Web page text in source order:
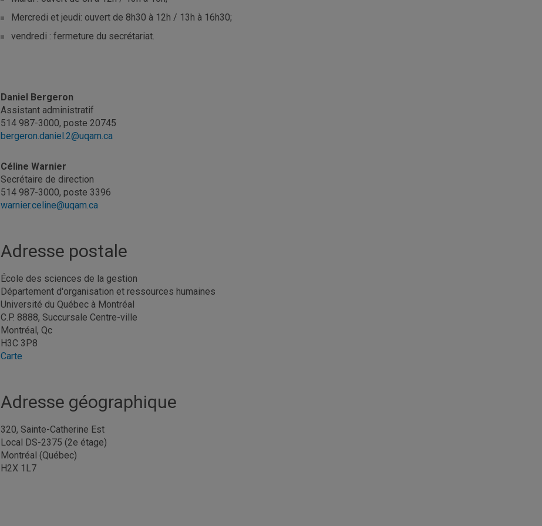
Mercredi et jeudi: ouvert de 8h30 à 12h / 13h à 16h30;
vendredi : fermeture du secrétariat.
Daniel Bergeron
Assistant administratif
514 987-3000, poste 20745
bergeron.daniel.2@uqam.ca
Céline Warnier
Secrétaire de direction
514 987-3000, poste 3396
warnier.celine@uqam.ca
Adresse postale
École des sciences de la gestion
Département d'organisation et ressources humaines
Université du Québec à Montréal
C.P. 8888, Succursale Centre-ville
Montréal, Qc
H3C 3P8
Carte
Adresse géographique
320, Sainte-Catherine Est
Local DS-2375 (2e étage)
Montréal (Québec)
H2X 1L7